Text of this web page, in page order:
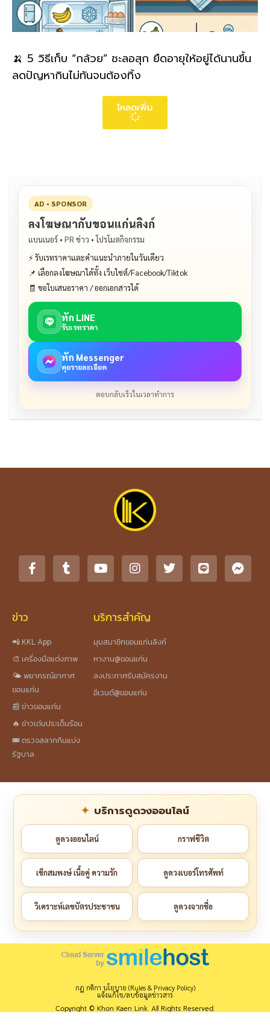
🍌 5 วิธีเก็บ “กล้วย” ชะลอสุก ยืดอายุให้อยู่ได้นานขึ้น
ลดปัญหากินไม่ทันจนต้องทิ้ง
โหลดเพิ่ม
AD • SPONSOR
ลงโฆษณากับขอนแก่นลิงก์
แบนเนอร์ • PR ข่าว • โปรโมตกิจกรรม
⚡ รับเรทราคาและคำแนะนำภายในวันเดียว
📌 เลือกลงโฆษณาได้ทั้ง เว็บไซต์/Facebook/Tiktok
🧾 ขอใบเสนอราคา / ออกเอกสารได้
ทัก LINE
รับเรทราคา
ทัก Messenger
คุยรายละเอียด
ตอบกลับเร็วในเวลาทำการ
ข่าว
📲 KKL App
🎨 เครื่องมือแต่งภาพ
🌤️ พยากรณ์อากาศ
ขอนแก่น
📰 ข่าวขอนแก่น
🔥 ข่าวเด่นประเด็นร้อน
🎟️ ตรวจสลากกินแบ่ง
รัฐบาล
บริการสำคัญ
มุมสมาชิกขอนแก่นลิงก์
หางาน@ขอนแก่น
ลงประกาศรับสมัครงาน
อีเวนต์@ขอนแก่น
บริการดูดวงออนไลน์
ดูดวงออนไลน์ กราฟชีวิต
เช็กสมพงษ์ เนื้อคู่ ความรัก ดูดวงเบอร์โทรศัพท์
วิเคราะห์เลขบัตรประชาชน ดูดวงจากชื่อ
กฎ กติกา นโยบาย (Rules & Privacy Policy)
แจ้งแก้ไข/ลบข้อมูลข่าวสาร
Copyright © Khon Kaen Link. All Rights Reserved.